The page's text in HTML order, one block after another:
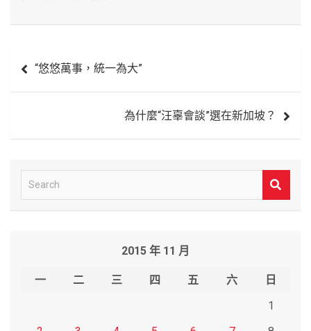
章 “悠悠萬事，統一為大”
為什麼“汪辜會談”選在新加坡？
e
2015 年 11 月
一 二 三 四 五 六
日
1